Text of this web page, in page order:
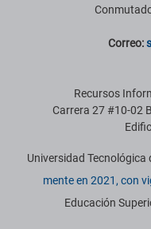
Correo:
Recursos
Carrera 27 #10-02
Universidad Tecnológica
mente en 2021, con
Educación